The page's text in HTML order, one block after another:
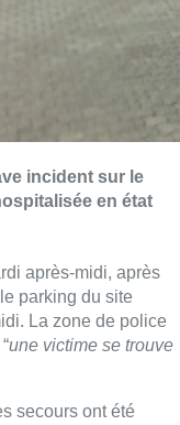
incident sur le
en état
après-midi, après
parking du site
La zone de police
une victime se trouve
secours ont été